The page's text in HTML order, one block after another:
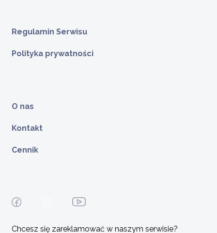
Regulamin Serwisu
Polityka prywatności
O nas
Kontakt
Cennik
Chcesz się zareklamować w naszym serwisie?